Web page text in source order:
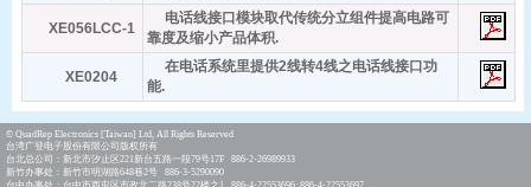
XE056LCC-1
电话线接口模块取代传统分立组件提高电路可
靠度及缩小产品体积.
XE0204
在电话系统里提供2线转4线之电话线接口功
能.
© QuadRep Electronics [Taiwan] Ltd, All Rights Reserved
台湾广登电子股份有限公司版权所有
台北总公司：新北市汐止区221新台五路一段79号17F 886-2-26989933
新竹办事处：新竹市明湖路648巷2号 886-3-5290090